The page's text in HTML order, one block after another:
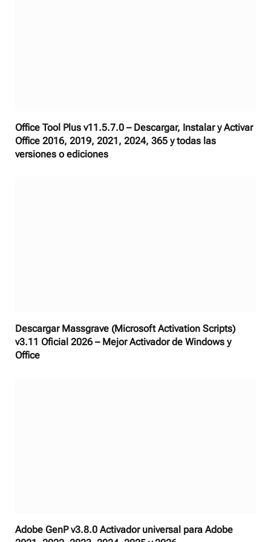
Office Tool Plus v11.5.7.0 – Descargar, Instalar y Activar
Office 2016, 2019, 2021, 2024, 365 y todas las
versiones o ediciones
Descargar Massgrave (Microsoft Activation Scripts)
v3.11 Oficial 2026 – Mejor Activador de Windows y
Office
Adobe GenP v3.8.0 Activador universal para Adobe